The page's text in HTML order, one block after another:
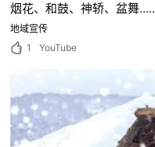
烟花、和鼓、神轿、盆舞
地域宣传
1
YouTube